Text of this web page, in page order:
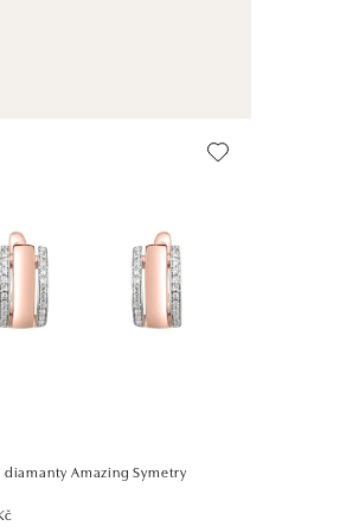
diamanty Amazing Symetry